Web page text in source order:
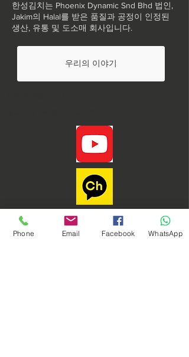
한성김치는 Phoenix Dynamic Snd Bhd 법인,
Jakim의 Halal를 받은 품질과 공정이 인정된
생산, 유통 및 도소매 회사입니다.
우리의 이야기
Phone Email Facebook WhatsApp